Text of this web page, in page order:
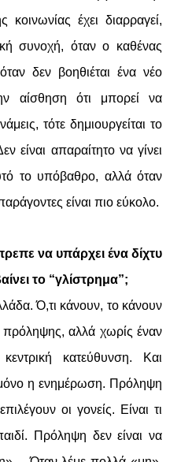
έχει διαρραγεί,
συνοχή, όταν ο καθένας
δεν βοηθιέται ένα νέο
αίσθηση ότι μπορεί να
τότε δημιουργείται το
είναι απαραίτητο να γίνει
το υπόβαθρο, αλλά όταν
είναι πιο εύκολο.
να υπάρχει ένα δίχτυ
το “γλίστρημα”;
Ό,τι κάνουν, το κάνουν
πρόληψης, αλλά χωρίς έναν
κατεύθυνση. Και
μόνο η ενημέρωση. Πρόληψη
οι γονείς. Είναι τι
Πρόληψη δεν είναι να